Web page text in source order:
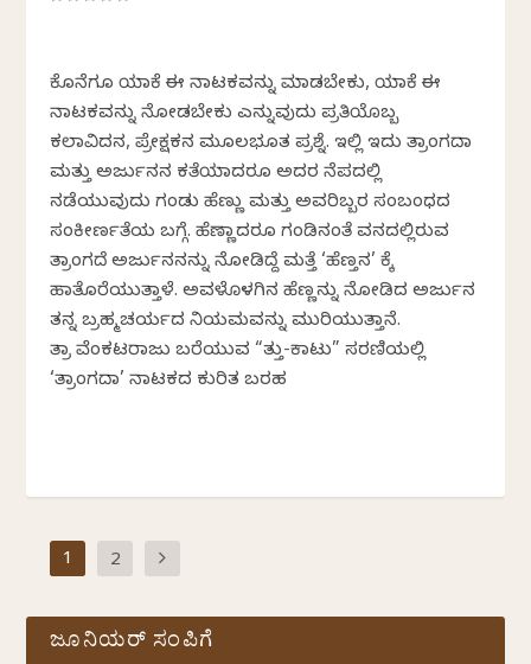
ಕೊನೆಗೂ ಯಾಕೆ ಈ ನಾಟಕವನ್ನು ಮಾಡಬೇಕು, ಯಾಕೆ ಈ
ನಾಟಕವನ್ನು ನೋಡಬೇಕು ಎನ್ನುವುದು ಪ್ರತಿಯೊಬ್ಬ
ಕಲಾವಿದನ, ಪ್ರೇಕ್ಷಕನ ಮೂಲಭೂತ ಪ್ರಶ್ನೆ. ಇಲ್ಲಿ ಇದು ಚಿತ್ರಾಂಗದಾ
ಮತ್ತು ಅರ್ಜುನನ ಕತೆಯಾದರೂ ಅದರ ನೆಪದಲ್ಲಿ
ನಡೆಯುವುದು ಗಂಡು ಹೆಣ್ಣು ಮತ್ತು ಅವರಿಬ್ಬರ ಸಂಬಂಧದ
ಸಂಕೀರ್ಣತೆಯ ಬಗ್ಗೆ. ಹೆಣ್ಣಾದರೂ ಗಂಡಿನಂತೆ ವನದಲ್ಲಿರುವ
ಚಿತ್ರಾಂಗದೆ ಅರ್ಜುನನನ್ನು ನೋಡಿದ್ದೆ ಮತ್ತೆ ‘ಹೆಣ್ತನ’ ಕ್ಕೆ
ಹಾತೊರೆಯುತ್ತಾಳೆ. ಅವಳೊಳಗಿನ ಹೆಣ್ಣನ್ನು ನೋಡಿದ ಅರ್ಜುನ
ತನ್ನ ಬ್ರಹ್ಮಚರ್ಯದ ನಿಯಮವನ್ನು ಮುರಿಯುತ್ತಾನೆ.
ಚಿತ್ರಾ ವೆಂಕಟರಾಜು ಬರೆಯುವ “ಚಿತ್ತು-ಕಾಟು” ಸರಣಿಯಲ್ಲಿ
‘ಚಿತ್ರಾಂಗದಾ’ ನಾಟಕದ ಕುರಿತ ಬರಹ
1 2
ಜೂನಿಯರ್ ಸಂಪಿಗೆ